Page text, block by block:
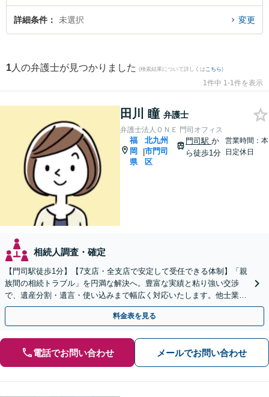
市門司区内の弁護士に相談予約したい』などでお困りの相談者さんにおすすめ
です。
詳細条件 未選択 変更
1 人の弁護士が見つかりました (検索結果について詳しくは こちら)
1件中 1-1件を表示
田川 瞳 弁護士
弁護士法人ＯＮＥ 門司オフィス
福
岡
県
|
北九州
市門司
区
門司駅 か
ら徒歩1分
営業時間：本
日定休日
相続人調査・確定
【門司駅徒歩1分】【7支店・全支店で安定して受任できる体制】「親
族間の相続トラブル」を円満な解決へ。豊富な実績と粘り強い交渉
で、遺産分割・遺言・使い込みまで幅広く対応いたします。他士業連
携のワンストップ体制
料金表を見る
電話でお問い合わせ メールでお問い合わせ